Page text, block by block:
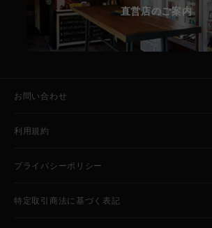
直営店のご案内
お問い合わせ
利用規約
プライバシーポリシー
特定取引商法に基づく表記